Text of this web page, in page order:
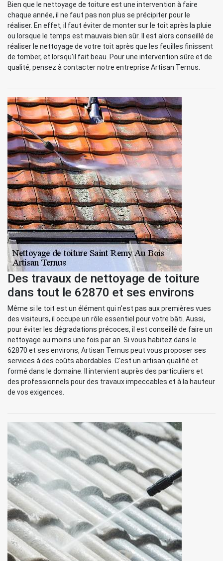
Bien que le nettoyage de toiture est une intervention à faire
chaque année, il ne faut pas non plus se précipiter pour le
réaliser. En effet, il faut éviter de monter sur le toit après la pluie
ou lorsque le temps est mauvais bien sûr. Il est alors conseillé de
réaliser le nettoyage de votre toit après que les feuilles finissent
de tomber, et lorsqu'il fait beau. Pour une intervention sûre et de
qualité, pensez à contacter notre entreprise Artisan Ternus.
Des travaux de nettoyage de toiture
dans tout le 62870 et ses environs
Même si le toit est un élément qui n'est pas aux premières vues
des visiteurs, il occupe un rôle essentiel pour votre bâti. Aussi,
pour éviter les dégradations précoces, il est conseillé de faire un
nettoyage au moins une fois par an. Si vous habitez dans le
62870 et ses environs, Artisan Ternus peut vous proposer ses
services à des coûts abordables. C'est un artisan qualifié et
formé dans le domaine. Il intervient auprès des particuliers et
des professionnels pour des travaux impeccables et à la hauteur
de vos exigences.